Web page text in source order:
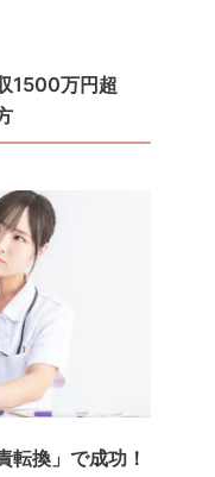
1500万円超
転換」で成功！